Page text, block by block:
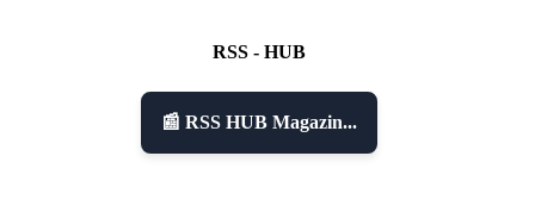
RSS - HUB
📰 RSS HUB Magazin...